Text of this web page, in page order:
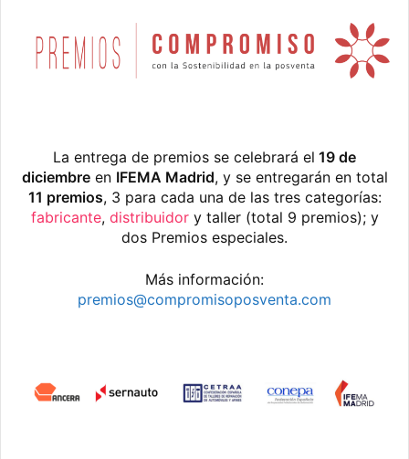
La entrega de premios se celebrará el 19 de
diciembreen IFEMA Madrid, y se entregarán en total
11 premios, 3 para cada una de las tres categorías:
fabricante, distribuidory taller (total 9 premios); y
dos Premios especiales.
Más información:
premios@compromisoposventa.com